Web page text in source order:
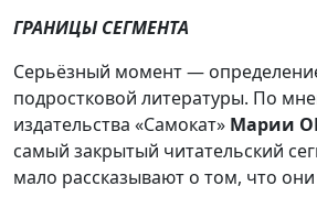
ГРАНИЦЫ СЕГМЕНТА
Серьёзный момент —
подростковой литературы. По
издательства «Самокат» Марии
самый закрытый читательский
мало рассказывают о том, что